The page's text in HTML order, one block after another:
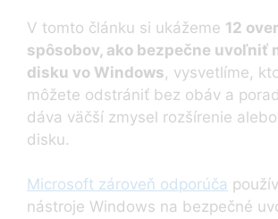
V tomto článku si ukážeme 12
spôsobov, ako bezpečne uvoľniť
disku vo Windows, vysvetlíme,
môžete odstrániť bez obáv a
dáva väčší zmysel rozšírenie
disku.
Microsoft zároveň odporúča
nástroje Windows na bezpečné